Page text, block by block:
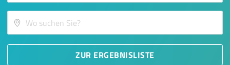
ZUR ERGEBNISLISTE